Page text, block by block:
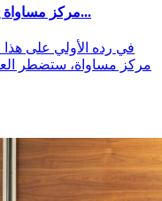
مركز مساواة يرد على منع تسويق الاراضي في البلدات...
في رده الأولي على
مركز مساواة، ستضطر